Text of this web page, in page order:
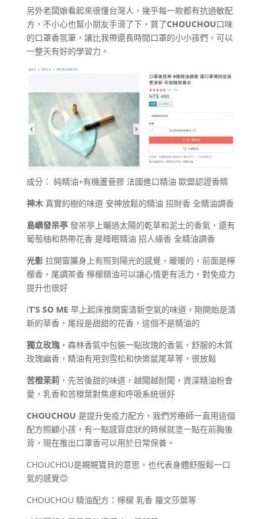
另外老闆娘看起來很懂台灣人，幾乎每一款都有抗過敏配
方，不小心也幫小朋友手滑了下，買了CHOUCHOU口味
的口罩香氛筆，讓比我帶還長時間口罩的小小孩們，可以
一整天有好的學習力。
成分： 純精油+有機蘆薈膠 法國進口精油 歐盟認證香精
神木真實的樹的味道 安神放鬆的精油 招財香 全精油調香
島嶼發呆亭發呆亭上曬過太陽的乾草和泥土的香氣，還有
葡萄柚和熱帶花香 是睡眠精油 招人緣香 全精油調香
光影拉開窗簾身上有照到陽光的感覺，暖暖的，前面是檸
檬香，尾調茶香 檸檬精油可以讓心情更有活力，對免疫力
提升也很好
IT’S SO ME 早上起床推開窗清新空氣的味道，剛開始是清
新的草香，尾段是甜甜的花香，這個不是精油的
獨立玫瑰，森林香氣中包裝一點玫瑰的香氣，舒服的木質
玫瑰幽香，精油有用到雪松和快樂鼠尾草等，很放鬆
苦橙茉莉，先苦後甜的味道，越聞越耐聞，資深精油粉會
愛，乳香和苦橙葉對焦慮和呼吸系統很好
CHOUCHOU 是提升免疫力配方，我們芳療師一直用這個
配方照顧小孩，有一點感冒症狀的時候就塗一點在前胸後
背，現在推出口罩香可以用於日常保養。
CHOUCHOU是親親寶貝的意思，也代表身體舒服鬆一口
氣的感覺😊
CHOUCHOU 精油配方：檸檬 乳香 羅文莎葉等